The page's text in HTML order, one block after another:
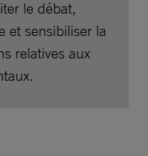
le débat,
et sensibiliser la
relatives aux